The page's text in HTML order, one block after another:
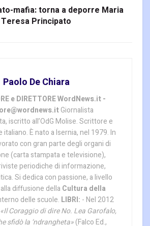
mafia: torna a deporre Maria
Teresa Principato
Paolo De Chiara
e DIRETTORE WordNews.it -
Giornalista
iscritto all’OdG Molise. Scrittore e
È nato a Isernia, nel 1979. In
con gran parte degli organi di
(carta stampata e televisione),
periodiche di informazione,
Si dedica con passione, a livello
diffusione della Cultura della
delle scuole. LIBRI: - Nel 2012
«Il Coraggio di dire No. Lea Garofalo,
sfidò la ‘ndrangheta»(Falco Ed.,